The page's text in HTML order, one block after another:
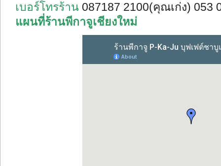
เบอร์โทรร้าน 087187 2100(คุณเก่ง) 053
แผนที่ร้านพีกาจูเชียงใหม่